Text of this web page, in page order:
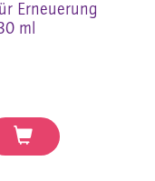
Erneuerung
ml